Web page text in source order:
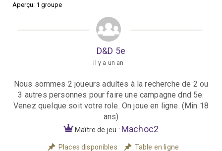
G
e
s
Aperçu: 1 groupe
D&D 5e
il y a un an
Nous sommes 2 joueurs adultes à la recherche de 2 ou
3 autres personnes pour faire une campagne dnd 5e.
Venez quelque soit votre role. On joue en ligne. (Min 18
ans)
Maître de jeu : Machoc2
Places disponibles Table en ligne